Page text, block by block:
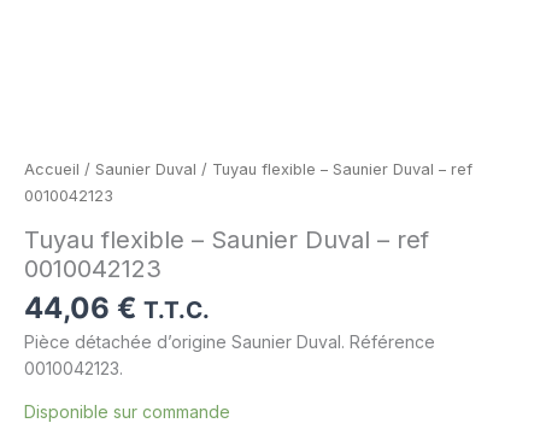
Accueil / Saunier Duval / Tuyau flexible – Saunier Duval – ref
0010042123
Tuyau flexible – Saunier Duval – ref
0010042123
44,06 € T.T.C.
Pièce détachée d’origine Saunier Duval. Référence
0010042123.
Disponible sur commande